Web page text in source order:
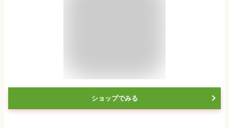
ショップでみる